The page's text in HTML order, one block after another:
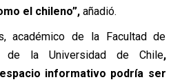
el chileno”, añadió.
académico de la Facultad de
de la Universidad de Chile,
informativo podría ser